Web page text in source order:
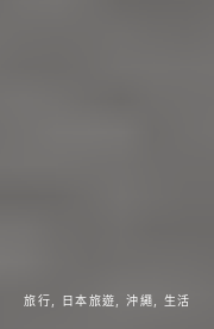
旅行 日本旅遊 沖繩 生活